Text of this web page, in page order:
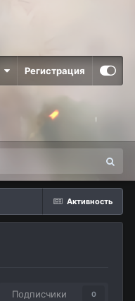
Регистрация
Активность
Подписчики 0